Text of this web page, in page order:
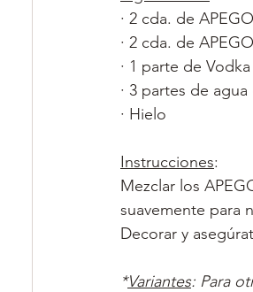
· 2 cda. de
· 2 cda. de
· 1 parte de Vodka
· 3 partes de agua
· Hielo
Instrucciones:
Mezclar los
suavemente para
Decorar y
*Variantes: Para